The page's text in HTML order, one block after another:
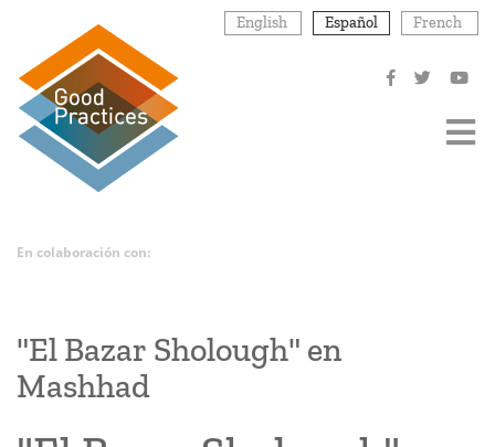
contenido
principal
English Español French
En colaboración con:
"El Bazar Sholough" en
Mashhad